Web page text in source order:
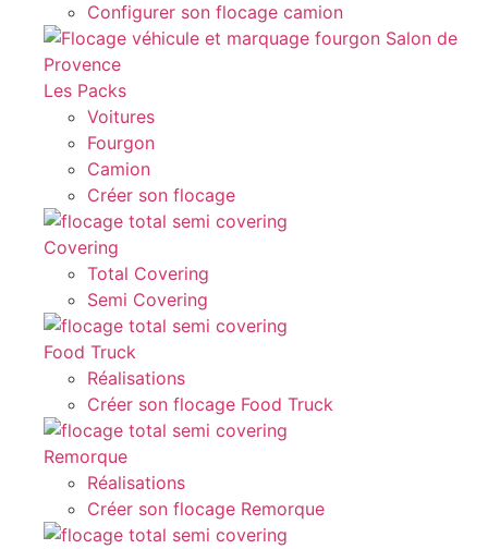
Configurer son flocage camion
Les Packs
Voitures
Fourgon
Camion
Créer son flocage
Covering
Total Covering
Semi Covering
Food Truck
Réalisations
Créer son flocage Food Truck
Remorque
Réalisations
Créer son flocage Remorque